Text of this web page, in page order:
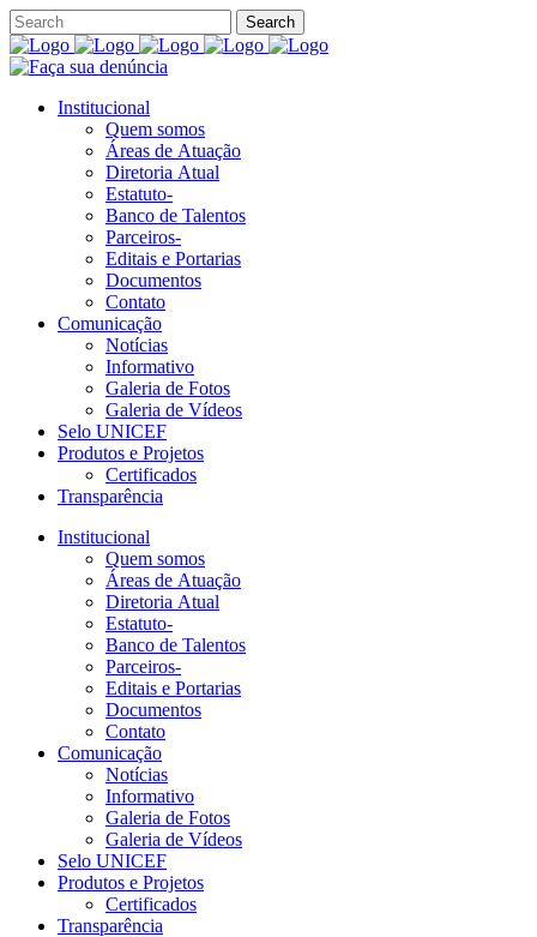
Institucional
Quem somos
Áreas de Atuação
Diretoria Atual
Estatuto-
Banco de Talentos
Parceiros-
Editais e Portarias
Documentos
Contato
Comunicação
Notícias
Informativo
Galeria de Fotos
Galeria de Vídeos
Selo UNICEF
Produtos e Projetos
Certificados
Transparência
Institucional
Quem somos
Áreas de Atuação
Diretoria Atual
Estatuto-
Banco de Talentos
Parceiros-
Editais e Portarias
Documentos
Contato
Comunicação
Notícias
Informativo
Galeria de Fotos
Galeria de Vídeos
Selo UNICEF
Produtos e Projetos
Certificados
Transparência